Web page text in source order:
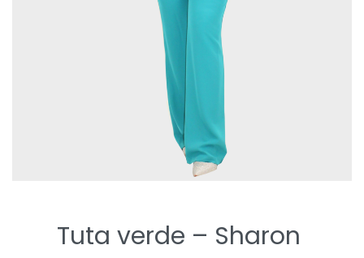
Tuta verde – Sharon